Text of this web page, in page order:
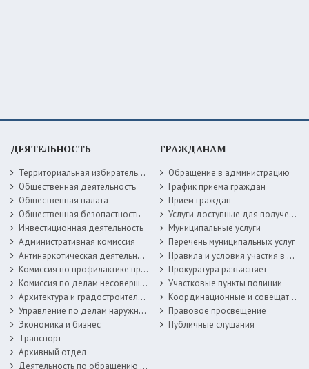
ДЕЯТЕЛЬНОСТЬ
Территориальная избирательная комиссия
Общественная деятельность
Общественная палата
Общественная безопастность
Инвестиционная деятельность
Административная комиссия
Антинаркотическая деятельность
Комиссия по профилактике правонарушений
Комиссия по делам несовершеннолетних
Архитектура и градостроительство
Управление по делам наружной рекламы
Экономика и бизнес
Транспорт
Архивный отдел
Деятельность по обращению с животными без владельцев
ГРАЖДАНАМ
Обращение в администрацию
График приема граждан
Прием граждан
Услуги доступные для получения в электронной форме
Муниципальные услуги
Перечень муниципальных услуг
Правила и условия участия в жилищных программах
Прокуратура разъясняет
Участковые пункты полиции
Координационные и совещательные органы
Правовое просвещение
Публичные слушания